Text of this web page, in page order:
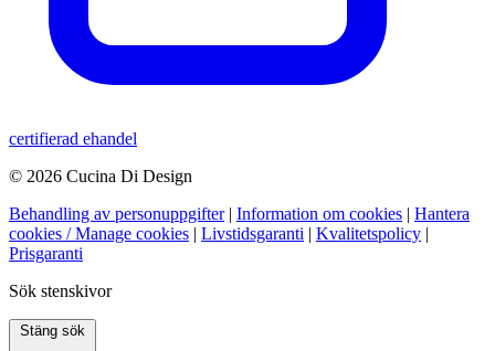
certifierad ehandel
© 2026 Cucina Di Design
Behandling av personuppgifter | Information om cookies | Hantera
cookies / Manage cookies | Livstidsgaranti | Kvalitetspolicy |
Prisgaranti
Sök stenskivor
Stäng sök